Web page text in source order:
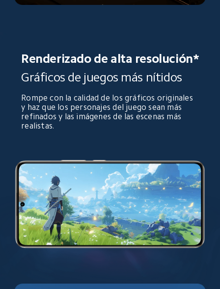
Renderizado de alta resolución*
Gráficos de juegos más nítidos
Rompe con la calidad de los gráficos originales
y haz que los personajes del juego sean más
refinados y las imágenes de las escenas más
realistas.